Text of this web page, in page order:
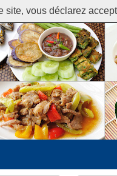
site, vous déclarez